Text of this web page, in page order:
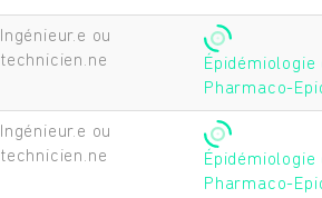
Ingénieur.e ou
technicien.ne
Pharmaco-
Ingénieur.e ou
technicien.ne
Pharmaco-